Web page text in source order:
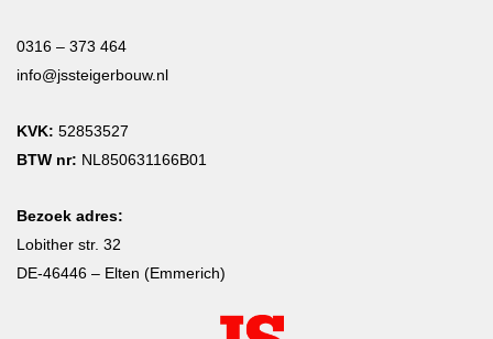
0316 – 373 464
info@jssteigerbouw.nl
KVK: 52853527
BTW nr: NL850631166B01
Bezoek adres:
Lobither str. 32
DE-46446 – Elten (Emmerich)